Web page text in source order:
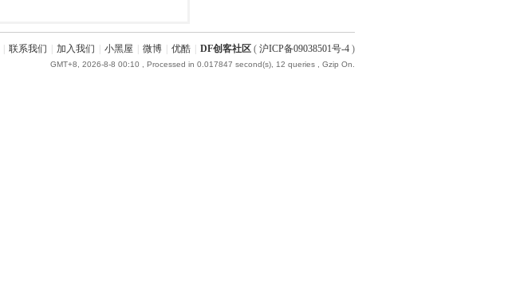
联系我们 加入我们 小黑屋 微博 优酷 DF创客社区 ( 沪ICP备09038501号-4 )
GMT+8, 2026-8-8 00:10 , Processed in 0.017847 second(s), 12 queries , Gzip On.